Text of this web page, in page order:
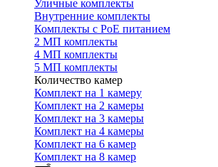
Уличные комплекты
Внутренние комплекты
Комплекты с PoE питанием
2 МП комплекты
4 МП комплекты
5 МП комплекты
Количество камер
Комплект на 1 камеру
Комплект на 2 камеры
Комплект на 3 камеры
Комплект на 4 камеры
Комплект на 6 камер
Комплект на 8 камер